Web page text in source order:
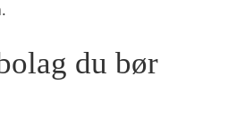
du bør